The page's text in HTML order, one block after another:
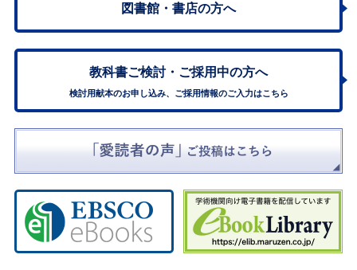
図書館・書店の方へ
教科書ご検討・ ご採用中の方へ
検討用献本のお申し込み、ご採用情報のご入力はこちら